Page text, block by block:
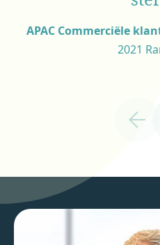
APAC Commerciële
2021
Marktcommentator
Europese arbitrage